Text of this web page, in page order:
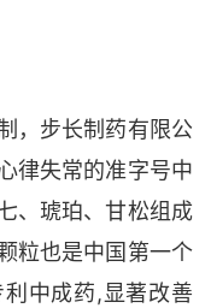
，步长制药有限公
律失常的准字号中
、琥珀、甘松组成
粒也是中国第一个
中成药,显著改善